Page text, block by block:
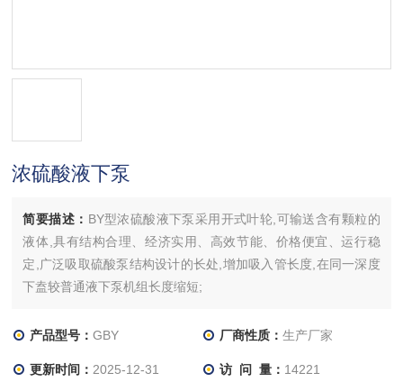
浓硫酸液下泵
简要描述： BY型浓硫酸液下泵采用开式叶轮,可输送含有颗粒的
液体,具有结构合理、经济实用、高效节能、价格便宜、运行稳
定,广泛吸取硫酸泵结构设计的长处,增加吸入管长度,在同一深度
下盍较普通液下泵机组长度缩短;
产品型号：GBY 厂商性质： 生产厂家
更新时间： 2025-12-31 访 问 量： 14221